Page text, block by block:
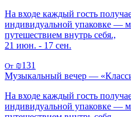
На входе каждый гость
индивидуальной упаковке —
путешествием внутрь себя.,
21 июн. - 17 сен.
От ₪131
Музыкальный вечер —
На входе каждый гость
индивидуальной упаковке —